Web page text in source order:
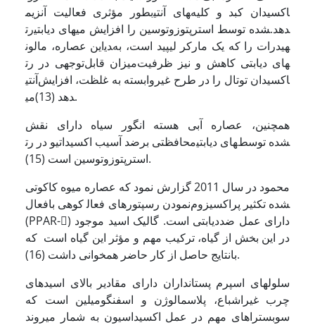
بطور مؤثری فعالیت آنزیم‎های آنتی‎اکسیدان کبد و کلیه
رت‎های دیابتی‎شده توسط استرپتوزوتوسین را افزایش می‎دهد.
این عصاره، مالون‎دی‎هیدرات را که یک مارکر لیپید است، به
میزان قابل‌توجهی در رت‎های دیابتی کاهش و نیز ظرفیت
آنتی‎اکسیدان توتال را در طرح غیروابسته به غلظت، افزایش
می‎دهد (13).
همچنین، عصاره آبی هسته انگور سیاه دارای نقش
محافظتی برضد آسیب اکسیداتیو در رت‎های دیابتی‎شده توسط
استرپتوزوتوسین است (15).
محمود در سال 2011 گزارش نمود که عصاره میوه کاکوتی
کوهی بافعال‎ نمودن رسپتورهای فعال‎شده تکثیر پراکسیزوم
(PPAR-) دارای عمل ضددیابتی است. گالیک اسید موجود
در این بخش از گیاه، ترکیب مهم و مؤثر این گیاه است که
بانتایج حاصل از کار حاضر همخوانی داشت (16).
سلول­های اسپرم پستانداران دارای مقادیر بالای اسیدهای
چرب غیراشباع، پلاسمالوژن و اسفنگومیلین است که
سوبستراهای مهم در عمل اکسیداسیون به شمار می­روند